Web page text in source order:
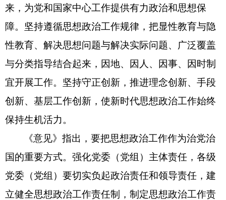
来，为党和国家中心工作提供有力政治和思想保
障。坚持遵循思想政治工作规律，把显性教育与隐
性教育、解决思想问题与解决实际问题、广泛覆盖
与分类指导结合起来，因地、因人、因事、因时制
宜开展工作。坚持守正创新，推进理念创新、手段
创新、基层工作创新，使新时代思想政治工作始终
保持生机活力。
《意见》指出，要把思想政治工作作为治党治
国的重要方式。强化党委（党组）主体责任，各级
党委（党组）要切实负起政治责任和领导责任，建
立健全思想政治工作责任制，制定思想政治工作责